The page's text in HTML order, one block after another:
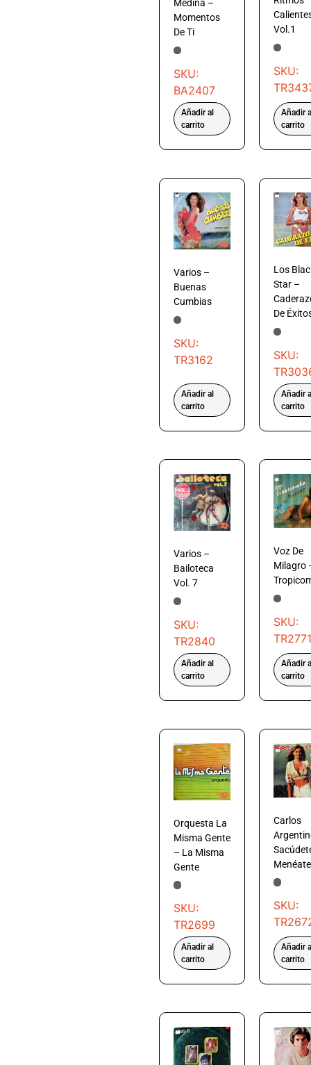
Medina –
Momentos
De Ti
SKU:
BA2407
Añadir al
carrito
Vol.1
SKU:
Añadir
carrito
Varios –
Buenas
Cumbias
SKU:
TR3162
Añadir al
carrito
Los
Star –
De
SKU:
Añadir
carrito
Varios –
Bailoteca
Vol. 7
SKU:
TR2840
Añadir al
carrito
Voz De
Milagro
SKU:
TR2771
Añadir
carrito
Orquesta La
Misma Gente
– La Misma
Gente
SKU:
TR2699
Añadir al
carrito
Carlos
Menéate
SKU:
Añadir
carrito